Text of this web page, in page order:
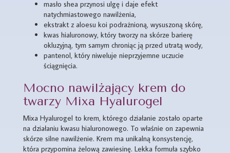
masło shea przynosi ulgę i daje efekt
natychmiastowego nawilżenia,
ekstrakt z aloesu koi podrażnioną, wysuszoną skórę,
kwas hialuronowy, który tworzy na skórze barierę
okluzyjną, tym samym chroniąc ją przed utratą wody,
pantenol, który niweluje nieprzyjemne uczucie
ściągnięcia.
Mocno nawilżający krem do
twarzy Mixa Hyalurogel
Mixa Hyalurogel to krem, którego działanie zostało oparte
na działaniu kwasu hialuronowego. To właśnie on zapewnia
skórze silne nawilżenie. Krem ma unikalną konsystencję,
która przypomina żelową zawiesinę. Lekka formuła szybko